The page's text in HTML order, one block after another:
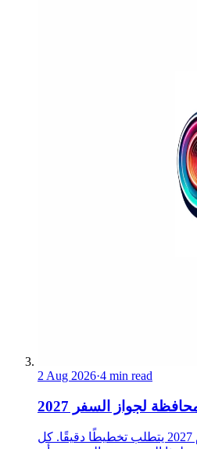
2 Aug 2026·4 min read
لجواز السفر 2027
الحصول على جواز سفر في عام 2027 يتطلب تخطيطًا دقيقًا. كل